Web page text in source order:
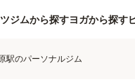
ジムから探すヨガから探す
駅のパーソナルジム